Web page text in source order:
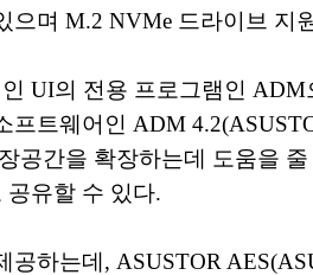
으며 M.2 NVMe 드라이브 지
UI의 전용 프로그램인
프트웨어인 ADM
공간을 확장하는데 도움을
공유할 수 있다.
공하는데, ASUSTOR